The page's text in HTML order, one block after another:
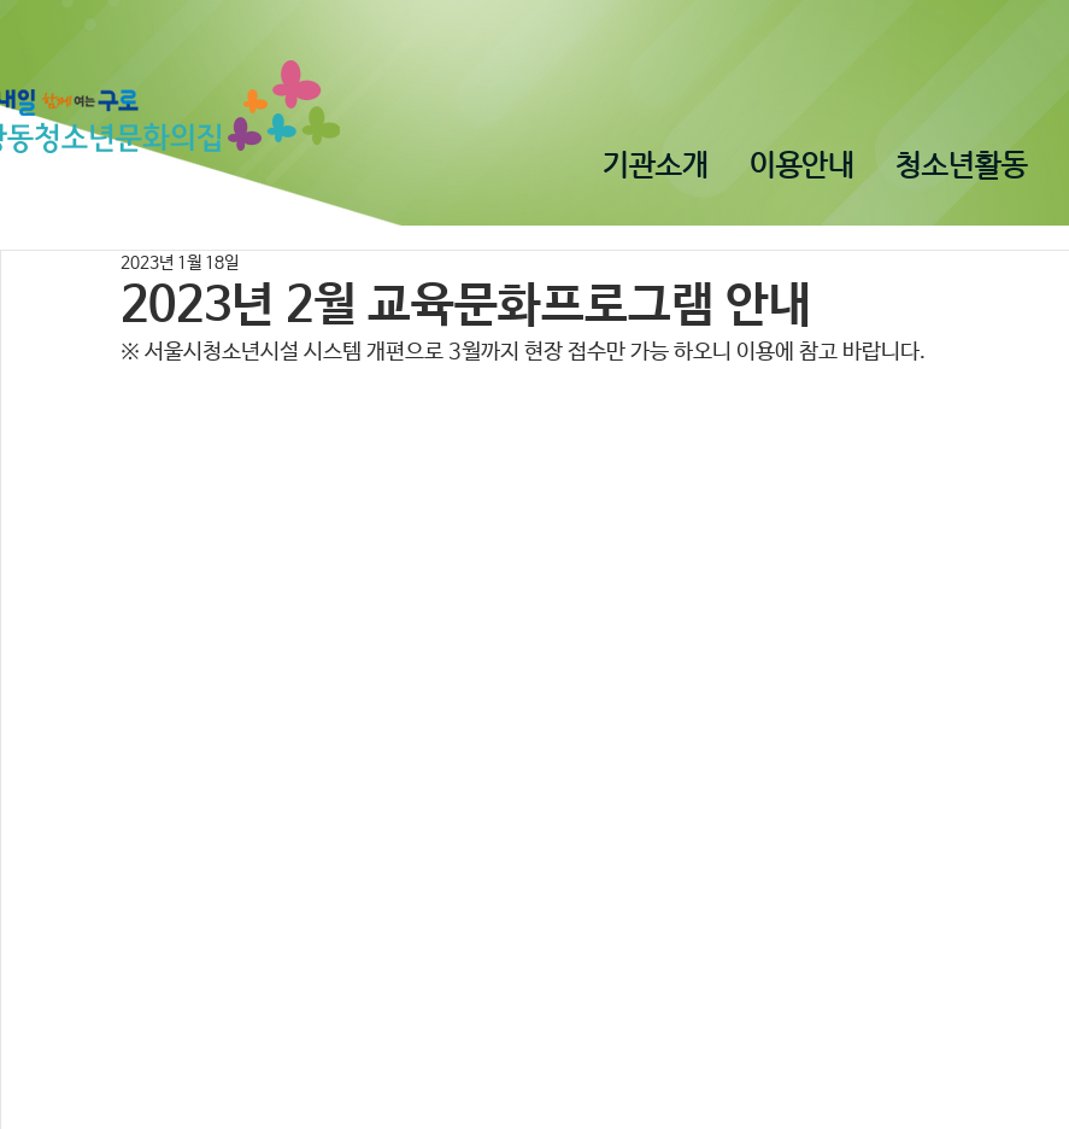
기관소개 이용안내 청소년활동
2023년 2월 교육문화프로그램 안내
2023년 1월 18일
※ 서울시청소년시설 시스템 개편으로 3월까지 현장 접수만 가능 하오니 이용에 참고 바랍니다.